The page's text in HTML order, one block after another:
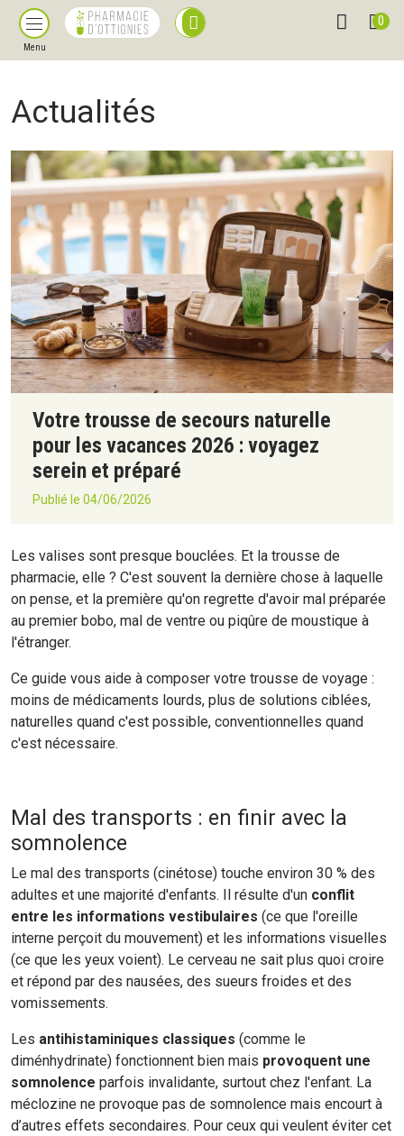
Menu
0
Actualités
Votre trousse de secours naturelle
pour les vacances 2026 : voyagez
serein et préparé
Publié le 04/06/2026
Les valises sont presque bouclées. Et la trousse de
pharmacie, elle ? C'est souvent la dernière chose à laquelle
on pense, et la première qu'on regrette d'avoir mal préparée
au premier bobo, mal de ventre ou piqûre de moustique à
l'étranger.
Ce guide vous aide à composer votre trousse de voyage :
moins de médicaments lourds, plus de solutions ciblées,
naturelles quand c'est possible, conventionnelles quand
c'est nécessaire.
Mal des transports : en finir avec la
somnolence
Le mal des transports (cinétose) touche environ 30 % des
adultes et une majorité d'enfants. Il résulte d'un conflit
entre les informations vestibulaires (ce que l'oreille
interne perçoit du mouvement) et les informations visuelles
(ce que les yeux voient). Le cerveau ne sait plus quoi croire
et répond par des nausées, des sueurs froides et des
vomissements.
Les antihistaminiques classiques (comme le
diménhydrinate) fonctionnent bien mais provoquent une
somnolence parfois invalidante, surtout chez l'enfant. La
méclozine ne provoque pas de somnolence mais encourt à
d’autres effets secondaires. Pour ceux qui veulent éviter cet